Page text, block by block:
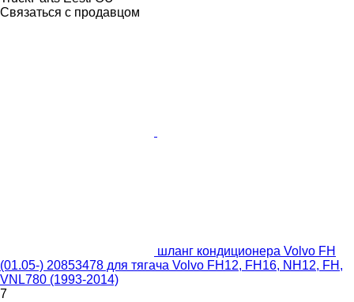
Связаться с продавцом
шланг кондиционера Volvo FH
(01.05-) 20853478 для тягача Volvo FH12, FH16, NH12, FH,
VNL780 (1993-2014)
7